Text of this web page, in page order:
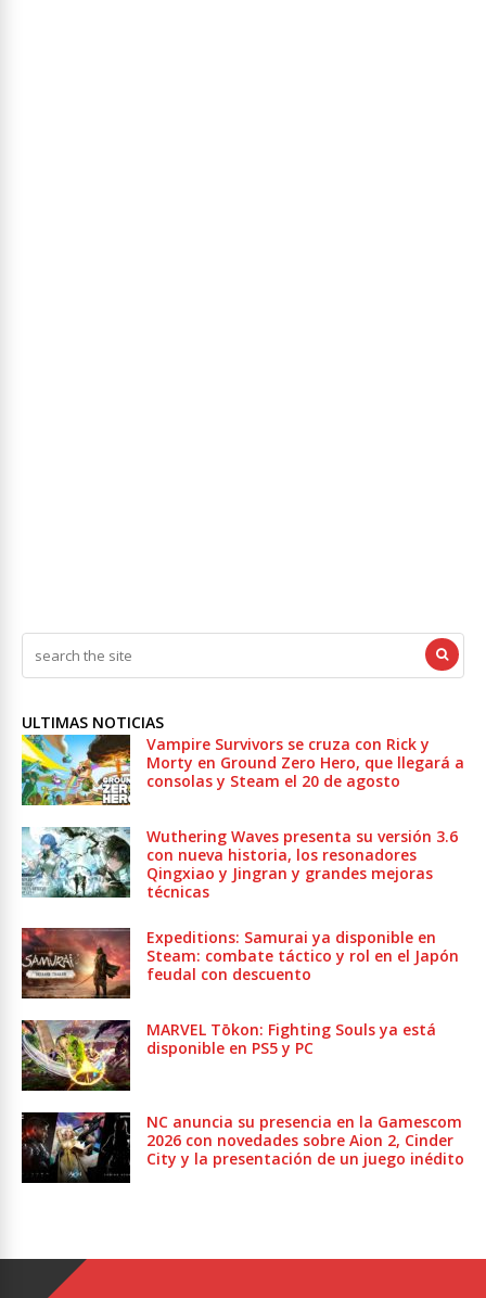
ULTIMAS NOTICIAS
Vampire Survivors se cruza con Rick y
Morty en Ground Zero Hero, que llegará a
consolas y Steam el 20 de agosto
Wuthering Waves presenta su versión 3.6
con nueva historia, los resonadores
Qingxiao y Jingran y grandes mejoras
técnicas
Expeditions: Samurai ya disponible en
Steam: combate táctico y rol en el Japón
feudal con descuento
MARVEL Tōkon: Fighting Souls ya está
disponible en PS5 y PC
NC anuncia su presencia en la Gamescom
2026 con novedades sobre Aion 2, Cinder
City y la presentación de un juego inédito